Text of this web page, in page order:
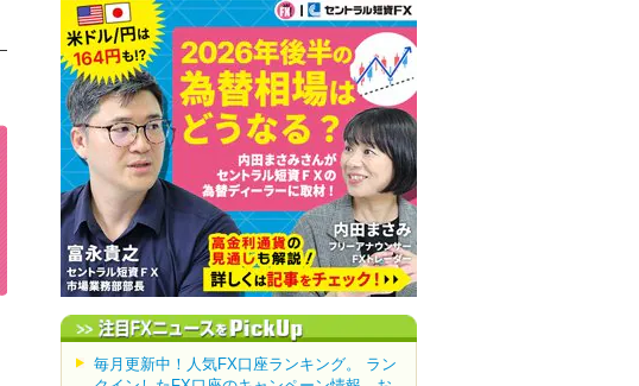
毎月更新中！人気FX口座ランキング。 ラン